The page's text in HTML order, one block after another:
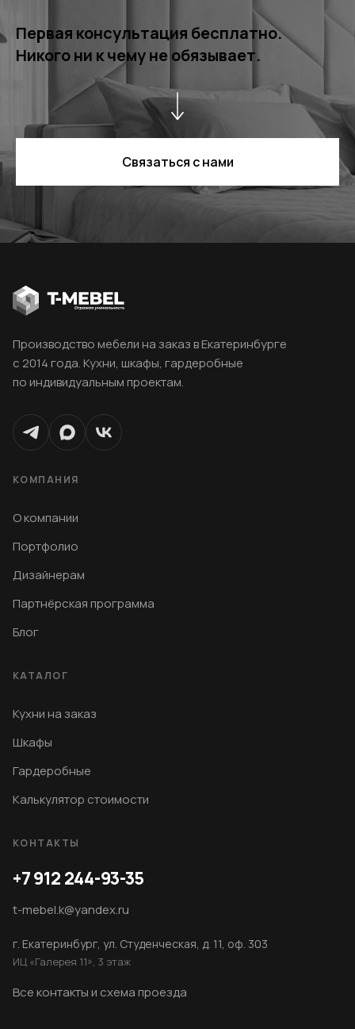
Первая консультация бесплатно.
Никого ни к чему не обязывает.
Связаться с нами
Производство мебели на заказ в Екатеринбурге
с 2014 года. Кухни, шкафы, гардеробные
по индивидуальным проектам.
КОМПАНИЯ
О компании
Портфолио
Дизайнерам
Партнёрская программа
Блог
КАТАЛОГ
Кухни на заказ
Шкафы
Гардеробные
Калькулятор стоимости
КОНТАКТЫ
+7 912 244-93-35
t-mebel.k@yandex.ru
г. Екатеринбург, ул. Студенческая, д. 11, оф. 303
ИЦ «Галерея 11», 3 этаж
Все контакты и схема проезда